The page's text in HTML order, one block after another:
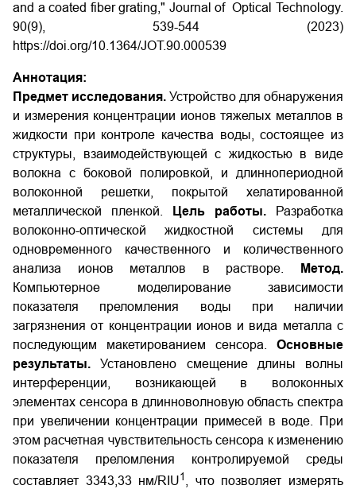
and a coated fiber grating," Journal of Optical Technology.
90(9), 539-544 (2023)
https://doi.org/10.1364/JOT.90.000539
Аннотация:
Предмет исследования. Устройство для обнаружения
и измерения концентрации ионов тяжелых металлов в
жидкости при контроле качества воды, состоящее из
структуры, взаимодействующей с жидкостью в виде
волокна с боковой полировкой, и длиннопериодной
волоконной решетки, покрытой хелатированной
металлической пленкой.
Цель работы. Разработка
волоконно-оптической жидкостной системы для
одновременного качественного и количественного
анализа ионов металлов в растворе.
Метод.
Компьютерное моделирование зависимости
показателя преломления воды при наличии
загрязнения от концентрации ионов и вида металла с
последующим макетированием сенсора. Основные
результаты.Установлено смещение длины волны
интерференции, возникающей в волоконных
элементах сенсора в длинноволновую область спектра
при увеличении концентрации примесей в воде. При
этом расчетная чувствительность сенсора к изменению
показателя преломления контролируемой среды
составляет 3343,33 нм/RIU1 , что позволяет измерять